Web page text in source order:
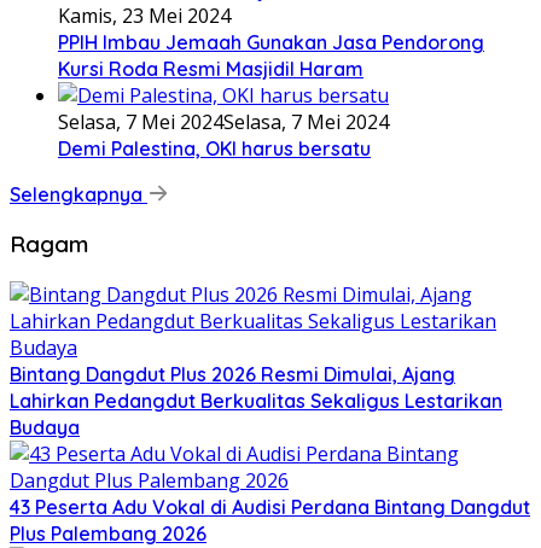
Kamis, 23 Mei 2024
PPIH Imbau Jemaah Gunakan Jasa Pendorong
Kursi Roda Resmi Masjidil Haram
Selasa, 7 Mei 2024Selasa, 7 Mei 2024
Demi Palestina, OKI harus bersatu
Selengkapnya
Ragam
Bintang Dangdut Plus 2026 Resmi Dimulai, Ajang
Lahirkan Pedangdut Berkualitas Sekaligus Lestarikan
Budaya
43 Peserta Adu Vokal di Audisi Perdana Bintang Dangdut
Plus Palembang 2026